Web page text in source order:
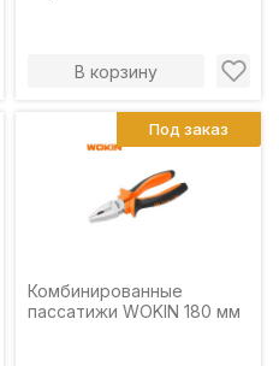
В корзину
Комбинированные
пассатижи WOKIN 180 мм
Под заказ